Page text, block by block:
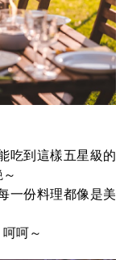
吃到這樣五星級的
一份料理都像是美
呵～